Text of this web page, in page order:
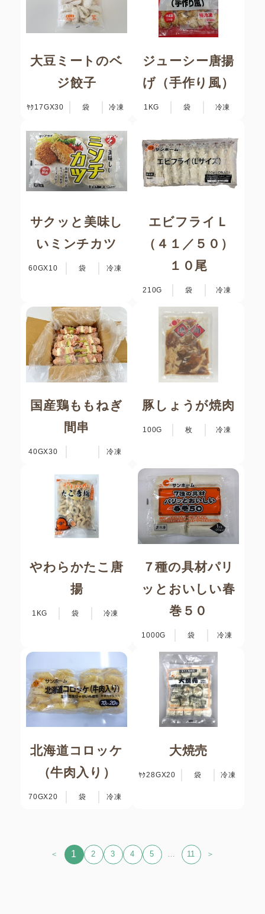
大豆ミートのベ
ジ餃子
ﾔｸ17GX30 袋 冷凍
ジューシー唐揚
げ（手作り風）
1KG 袋 冷凍
サクッと美味し
いミンチカツ
60GX10 袋 冷凍
エビフライＬ
（４１／５０）
１０尾
210G 袋 冷凍
国産鶏ももねぎ
間串
40GX30 冷凍
豚しょうが焼肉
100G 枚 冷凍
やわらかたこ唐
揚
1KG 袋 冷凍
７種の具材パリ
ッとおいしい春
巻５０
1000G 袋 冷凍
北海道コロッケ
（牛肉入り）
70GX20 袋 冷凍
大焼売
ﾔｸ28GX20 袋 冷凍
＜ 1 2 3 4 5 … 11 ＞